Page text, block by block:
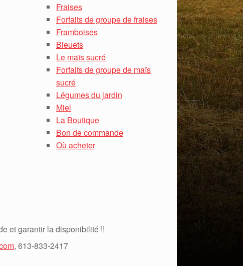
Fraises
Forfaits de groupe de fraises
Framboises
Bleuets
Le maïs sucré
Forfaits de groupe de maïs
sucré
Légumes du jardin
Miel
La Boutique
Bon de commande
Où acheter
et garantir la disponibilité !!
, 613-833-2417